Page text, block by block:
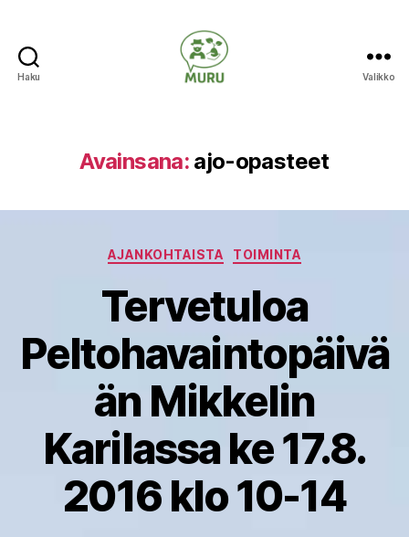
Haku Valikko
Avainsana: ajo-opasteet
Kategoriat
AJANKOHTAISTA TOIMINTA
Tervetuloa
Peltohavaintopäivä
än Mikkelin
Karilassa ke 17.8.
2016 klo 10-14